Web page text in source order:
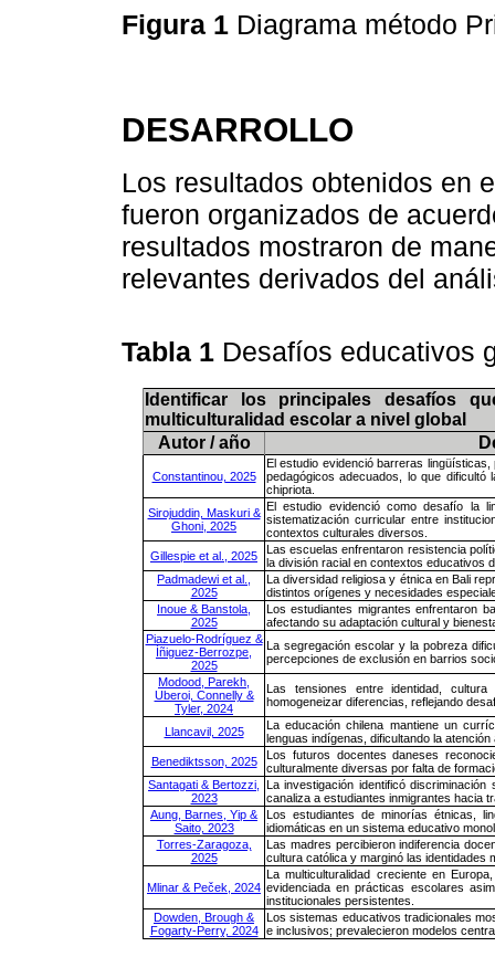
Figura 1 Diagrama método
DESARROLLO
Los resultados obtenidos en
fueron organizados de
resultados mostraron de
relevantes derivados del
Tabla 1 Desafíos educativos
Identificar los principales desafíos
multiculturalidad escolar a nivel global
Autor / año
Constantinou, 2025
El estudio evidenció barreras
pedagógicos adecuados, lo que
chipriota.
Sirojuddin, Maskuri &
Ghoni, 2025
El estudio evidenció como desafío la
sistematización curricular entre
contextos culturales diversos.
Gillespie et al., 2025
Las escuelas enfrentaron resistencia
la división racial en contextos educativos
Padmadewi et al.,
2025
La diversidad religiosa y étnica en Bali
distintos orígenes y necesidades
Inoue & Banstola,
2025
Los estudiantes migrantes enfrentaron
afectando su adaptación cultural y
Piazuelo-Rodríguez &
Íñiguez-Berrozpe,
2025
La segregación escolar y la pobreza
percepciones de exclusión en barrios
Modood, Parekh,
Uberoi, Connelly &
Tyler, 2024
Las tensiones entre identidad,
homogeneizar diferencias, reflejando
Llancavil, 2025
La educación chilena mantiene un
lenguas indígenas, dificultando la
Benediktsson, 2025
Los futuros docentes daneses
culturalmente diversas por falta de
Santagati & Bertozzi,
2023
La investigación identificó
canaliza a estudiantes inmigrantes hacia
Aung, Barnes, Yip &
Saito, 2023
Los estudiantes de minorías étnicas,
idiomáticas en un sistema educativo
Torres-Zaragoza,
2025
Las madres percibieron indiferencia
cultura católica y marginó las
Mlinar & Peček, 2024
La multiculturalidad creciente en
evidenciada en prácticas escolares
institucionales persistentes.
Dowden, Brough &
Fogarty-Perry, 2024
Los sistemas educativos tradicionales
e inclusivos; prevalecieron modelos